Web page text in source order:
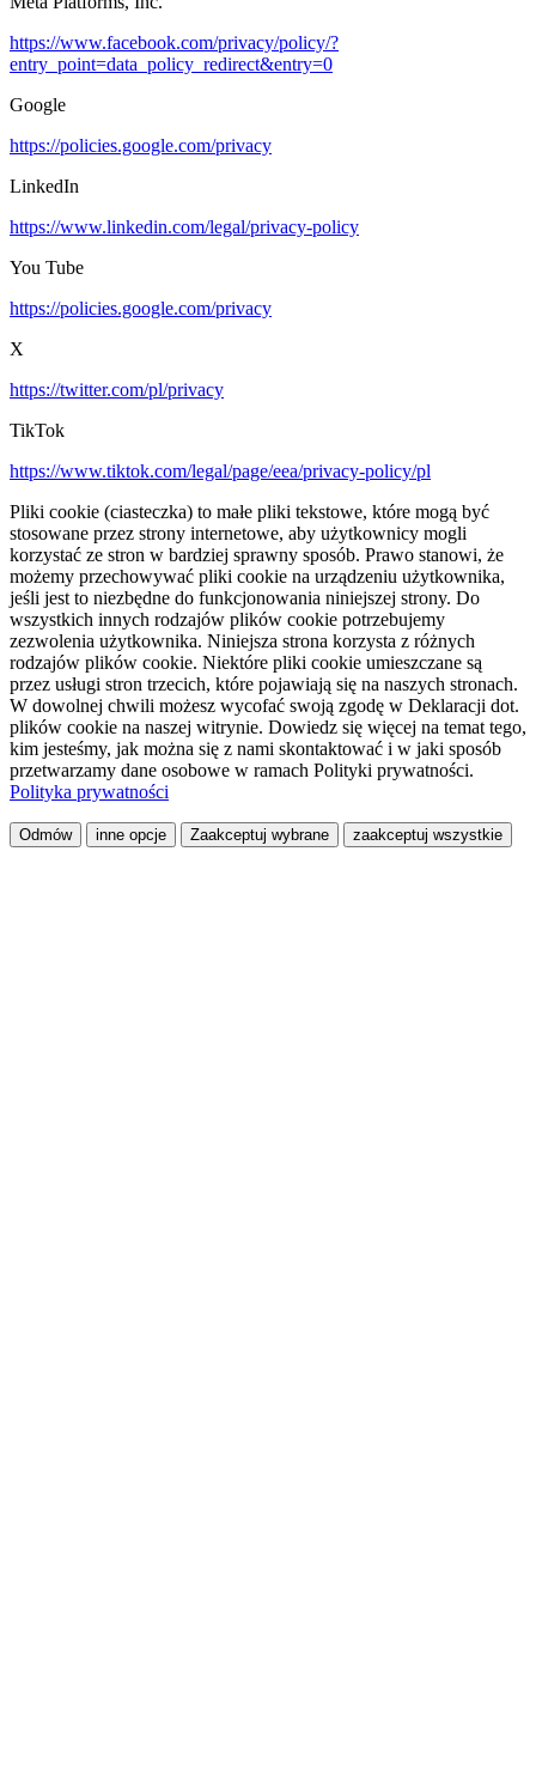
https://www.facebook.com/privacy/policy/?
entry_point=data_policy_redirect&entry=0
Google
https://policies.google.com/privacy
LinkedIn
https://www.linkedin.com/legal/privacy-policy
You Tube
https://policies.google.com/privacy
X
https://twitter.com/pl/privacy
TikTok
https://www.tiktok.com/legal/page/eea/privacy-policy/pl
Pliki cookie (ciasteczka) to małe pliki tekstowe, które mogą być
stosowane przez strony internetowe, aby użytkownicy mogli
korzystać ze stron w bardziej sprawny sposób. Prawo stanowi, że
możemy przechowywać pliki cookie na urządzeniu użytkownika,
jeśli jest to niezbędne do funkcjonowania niniejszej strony. Do
wszystkich innych rodzajów plików cookie potrzebujemy
zezwolenia użytkownika. Niniejsza strona korzysta z różnych
rodzajów plików cookie. Niektóre pliki cookie umieszczane są
przez usługi stron trzecich, które pojawiają się na naszych stronach.
W dowolnej chwili możesz wycofać swoją zgodę w Deklaracji dot.
plików cookie na naszej witrynie. Dowiedz się więcej na temat tego,
kim jesteśmy, jak można się z nami skontaktować i w jaki sposób
przetwarzamy dane osobowe w ramach Polityki prywatności.
Polityka prywatności
Odmów inne opcje Zaakceptuj wybrane zaakceptuj wszystkie